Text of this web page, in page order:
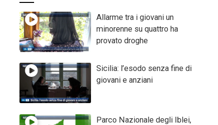
Allarme tra i giovani un
minorenne su quattro ha
provato droghe
Sicilia: l’esodo senza fine di
giovani e anziani
Parco Nazionale degli Iblei,